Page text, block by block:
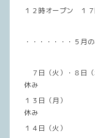
１２時オープン １７
・・・・・・・５月
７日（火）・８
休み
１３日（月）
休み
１４日（火